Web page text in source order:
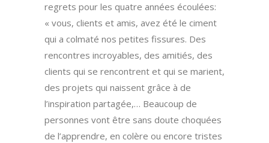
regrets pour les quatre années écoulées:
« vous, clients et amis, avez été le ciment
qui a colmaté nos petites fissures. Des
rencontres incroyables, des amitiés, des
clients qui se rencontrent et qui se marient,
des projets qui naissent grâce à de
l’inspiration partagée,… Beaucoup de
personnes vont être sans doute choquées
de l’apprendre, en colère ou encore tristes